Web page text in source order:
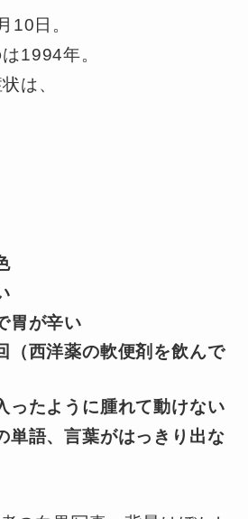
10日。
1994年。
は、
胃が辛い
（西洋薬の軟便剤を飲んで
ったように腫れて動けない
単語、言葉がはっきり出な